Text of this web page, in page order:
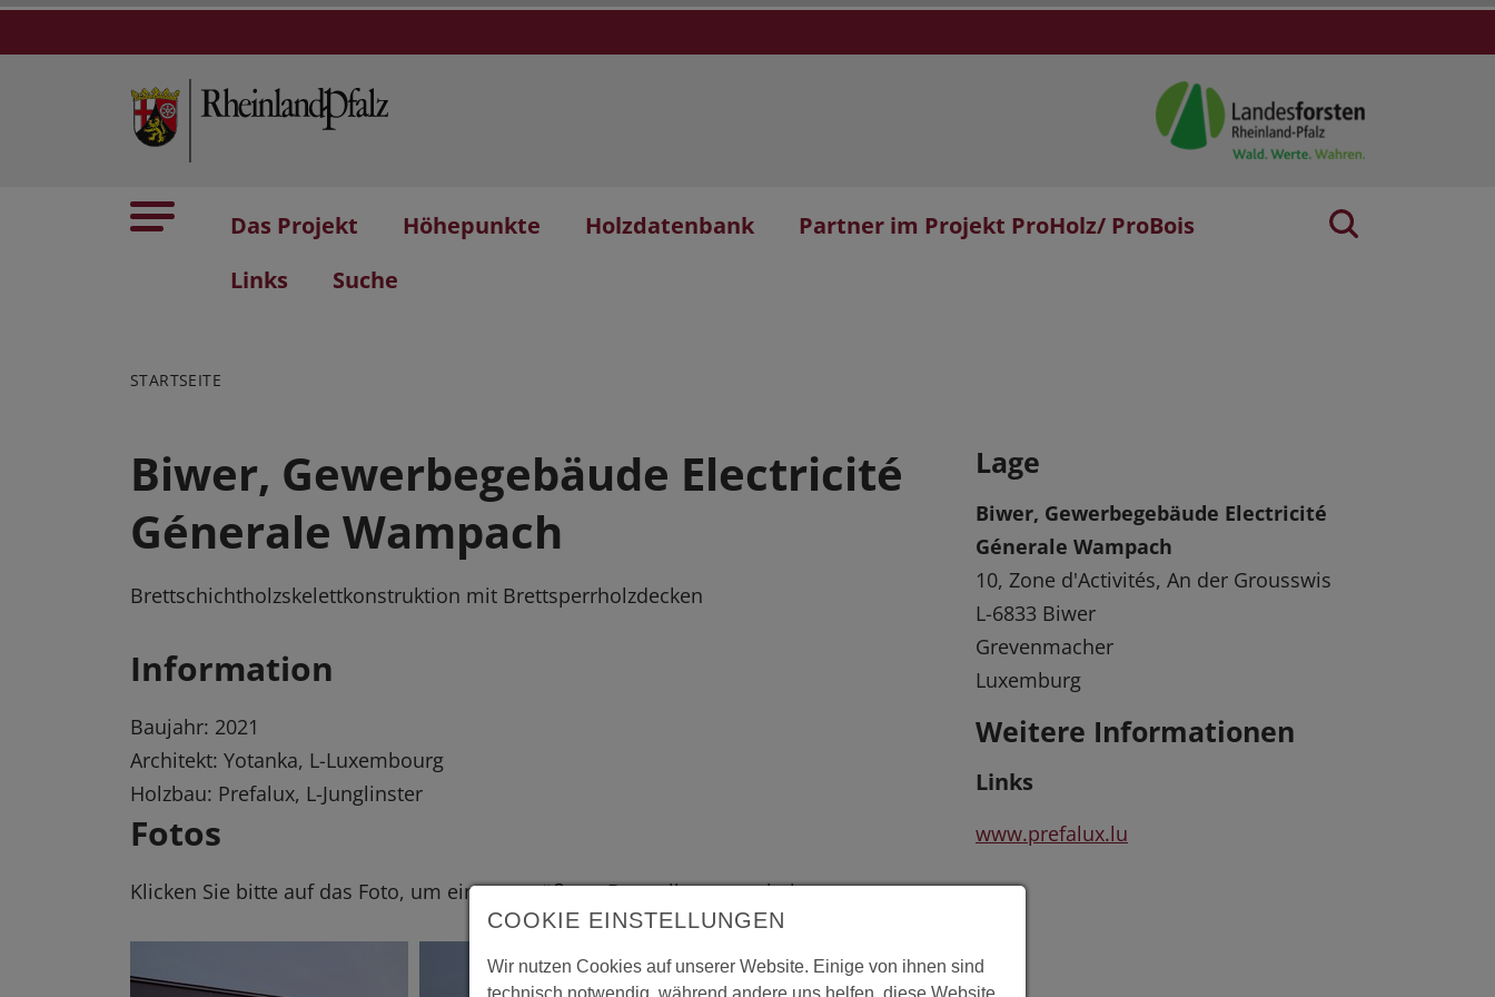
Das Projekt Höhepunkte Holzdatenbank
Partner im Projekt ProHolz/ ProBois
Links
Suche
STARTSEITE
Biwer, Gewerbegebäude Electricité
Génerale Wampach
Brettschichtholzskelettkonstruktion mit Brettsperrholzdecken
Information
Baujahr: 2021
Architekt: Yotanka, L-Luxembourg
Holzbau: Prefalux, L-Junglinster
Fotos
Klicken Sie bitte auf das Foto, um eine vergrößerte Darstellung zu erhalten.
Lage
Biwer, Gewerbegebäude Electricité
Génerale Wampach
10, Zone d'Activités, An der Grousswis
L-6833 Biwer
Grevenmacher
Luxemburg
Weitere Informationen
Links
www.prefalux.lu
COOKIE EINSTELLUNGEN
Wir nutzen Cookies auf unserer Website. Einige von ihnen sind
technisch notwendig, während andere uns helfen, diese Website